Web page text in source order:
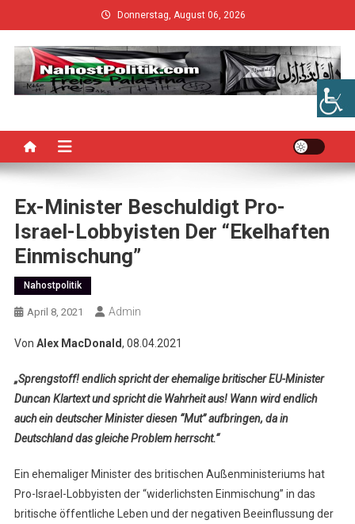
to
content
Donnerstag, August 06, 2026
Ex-Minister Beschuldigt Pro-
Israel-Lobbyisten Der “ekelhaften
Einmischung”
Nahostpolitik
April 8, 2021 Admin
Von Alex MacDonald, 08.04.2021
„Sprengstoff! endlich spricht der ehemalige britischer EU-Minister
Duncan Klartext und spricht die Wahrheit aus! Wann wird endlich
auch ein deutscher Minister diesen “Mut” aufbringen, da in
Deutschland das gleiche Problem herrscht.“
Ein ehemaliger Minister des britischen Außenministeriums hat
Pro-Israel-Lobbyisten der “widerlichsten Einmischung” in das
britische öffentliche Leben und der negativen Beeinflussung der